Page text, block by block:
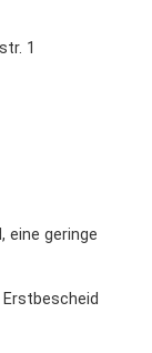
1
eine geringe